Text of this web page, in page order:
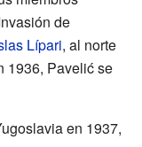
de
Lípari, al norte
1936, Pavelić se
en 1937,